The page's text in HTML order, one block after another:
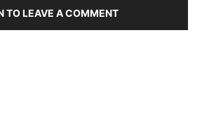
TO LEAVE A COMMENT